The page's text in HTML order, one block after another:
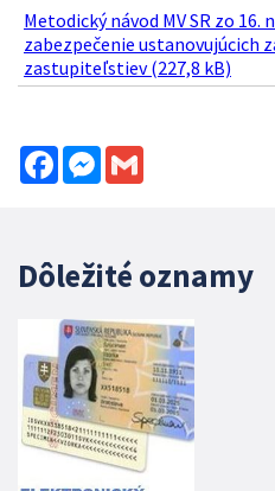
Metodický návod MV SR zo 16.
zabezpečenie ustanovujúcich
zastupiteľstiev (227,8 kB)
FacebookMessenger
Dôležité oznamy